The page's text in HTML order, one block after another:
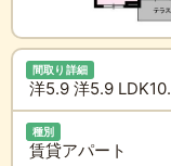
間取り詳細
洋5.9 洋5.9
種別
賃貸アパート